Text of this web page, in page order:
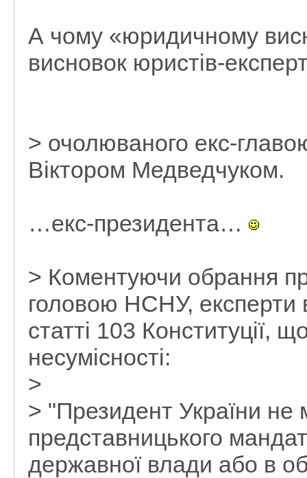
А чому «юридичному
висновок юристів-
> очолюваного екс-
Віктором Медведчуком.
…екс-президента…
> Коментуючи обрання
головою НСНУ, експерти
статті 103 Конституції,
несумісності:
>
> "Президент України не
представницького
державної влади або в